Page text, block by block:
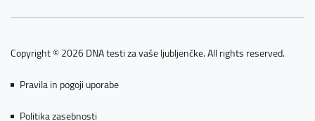
Copyright © 2026 DNA testi za vaše ljubljenčke. All rights reserved.
Pravila in pogoji uporabe
Politika zasebnosti